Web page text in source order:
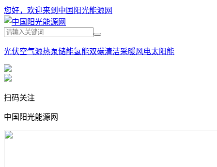
您好，欢迎来到中国阳光能源网
光伏空气源热泵储能氢能双碳清洁采暖风电太阳能
扫码关注
中国阳光能源网